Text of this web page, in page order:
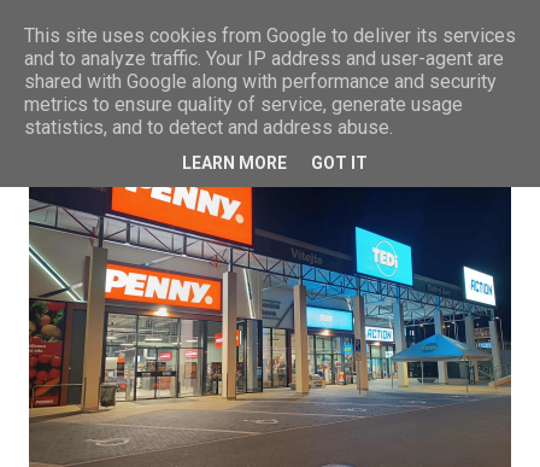
This site uses cookies from Google to deliver its services
and to analyze traffic. Your IP address and user-agent are
shared with Google along with performance and security
metrics to ensure quality of service, generate usage
statistics, and to detect and address abuse.
LEARN MORE GOT IT